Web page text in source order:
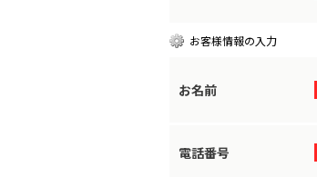
お客様情報の入力
お名前
電話番号